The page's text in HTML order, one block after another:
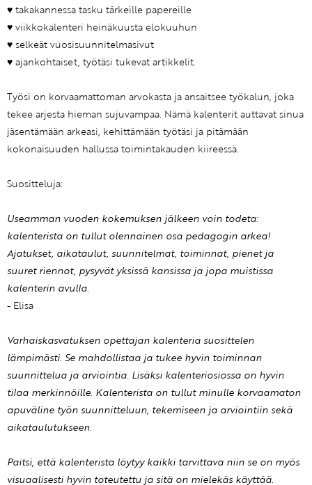
♥ takakannessa tasku tärkeille papereille
♥ viikkokalenteri heinäkuusta elokuuhun
♥ selkeät vuosisuunnitelmasivut
♥ ajankohtaiset, työtäsi tukevat artikkelit.
Työsi on korvaamattoman arvokasta ja ansaitsee työkalun, joka
tekee arjesta hieman sujuvampaa. Nämä kalenterit auttavat sinua
jäsentämään arkeasi, kehittämään työtäsi ja pitämään
kokonaisuuden hallussa toimintakauden kiireessä.
Suositteluja:
Useamman vuoden kokemuksen jälkeen voin todeta:
kalenterista on tullut olennainen osa pedagogin arkea!
Ajatukset, aikataulut, suunnitelmat, toiminnat, pienet ja
suuret riennot, pysyvät yksissä kansissa ja jopa muistissa
kalenterin avulla.
- Elisa
Varhaiskasvatuksen opettajan kalenteria suosittelen
lämpimästi. Se mahdollistaa ja tukee hyvin toiminnan
suunnittelua ja arviointia. Lisäksi kalenteriosiossa on hyvin
tilaa merkinnöille. Kalenterista on tullut minulle korvaamaton
apuväline työn suunnitteluun, tekemiseen ja arviointiin sekä
aikataulutukseen.
Paitsi, että kalenterista löytyy kaikki tarvittava niin se on myös
visuaalisesti hyvin toteutettu ja sitä on mielekäs käyttää.